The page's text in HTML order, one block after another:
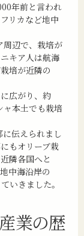
年前と言われ
リカなど地中
周辺で、栽培が
キア人は航海
培が近隣の
広がり、約
本土でも栽培
伝えられまし
もオリーブ栽
隣各国へと
中海沿岸の
いきました。
業の歴